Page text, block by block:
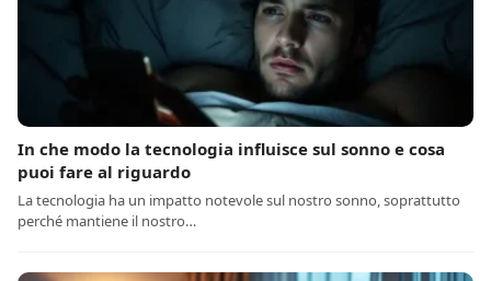
In che modo la tecnologia influisce sul sonno e cosa
puoi fare al riguardo
La tecnologia ha un impatto notevole sul nostro sonno, soprattutto
perché mantiene il nostro…